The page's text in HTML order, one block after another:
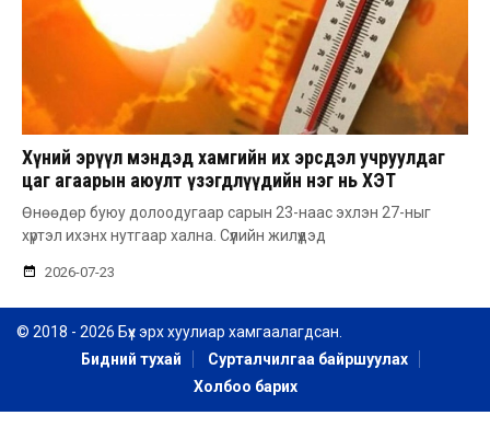
Хүний эрүүл мэндэд хамгийн их эрсдэл учруулдаг
цаг агаарын аюулт үзэгдлүүдийн нэг нь ХЭТ
ХАЛУУН
Өнөөдөр буюу долоодугаар сарын 23-наас эхлэн 27-ныг
хүртэл ихэнх нутгаар хална. Сүүлийн жилүүдэд
2026-07-23
© 2018 - 2026 Бүх эрх хуулиар хамгаалагдсан.
Бидний тухай
Сурталчилгаа байршуулах
Холбоо барих